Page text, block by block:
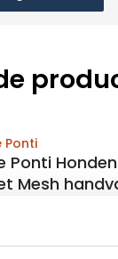
Ponti
Ponti
Mesh
voorraad